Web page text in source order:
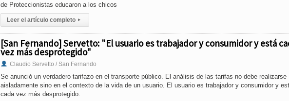
de Proteccionistas educaron a los chicos
Leer el artículo completo ▸
[San Fernando] Servetto: "El usuario es trabajador y consumidor y está
vez más desprotegido"
Claudio Servetto / San Fernando
Se anunció un verdadero tarifazo en el transporte público. El análisis de las tarifas no debe realizarse
aisladamente sino en el contexto de la vida de un usuario. El usuario es trabajador y consumidor y
cada vez más desprotegido.